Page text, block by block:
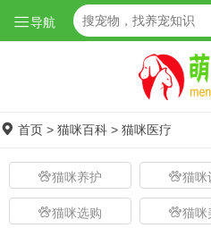
导航
首页 > 猫咪百科 > 猫咪医疗
猫咪养护 猫咪
猫咪选购 猫咪